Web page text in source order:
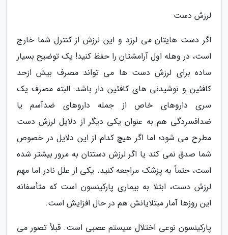
لرزش دست
اگر دست هایتان می لرزد و این لرزش از کنترل شما خارج
است، در وهله اول آرامشتان را حفظ کنید! یک توضیح بسیار
ساده برای لرزش دست ها می تواند مصرف بیش ازحد
کافئین و نوشیدنی های کافئین دار باشد. البته مصرف یک
سری داروهای خاص از جمله داروهای ضدآسم یا
ضدافسردگی هم به عنوان یکی دیگر از دلایل لرزش دست
مطرح می شود؛ اما اگر هیچ کدام از این دلایل در خصوص
شما صدق نمی کند یا اگر لرزش دستتان به مرور بیشتر شده
است، حتماً به پزشک مراجعه کنید. یکی از علل نادر اما مهم
لرزش دست، ابتلا به بیماری پارکینسون است که متأسفانه
این روزها آمار مبتلایانش هم در حال افزایش است.
پارکینسون نوعی اختلال سیستم عصبی است. قبلاً تصور می